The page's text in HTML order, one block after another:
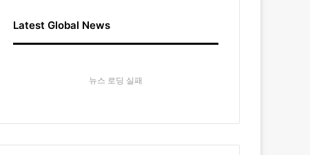
Latest Global News
뉴스 로딩 실패